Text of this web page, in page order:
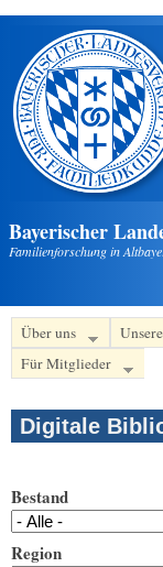
Direkt zum Inhalt
Bayerischer
Familienforschung in
Über uns
Für Mitglieder
Digitale
Bestand
Region